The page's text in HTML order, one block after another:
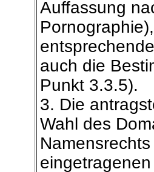
Auffassung
auch die
Punkt 3.3.5).
3. Die
Wahl des